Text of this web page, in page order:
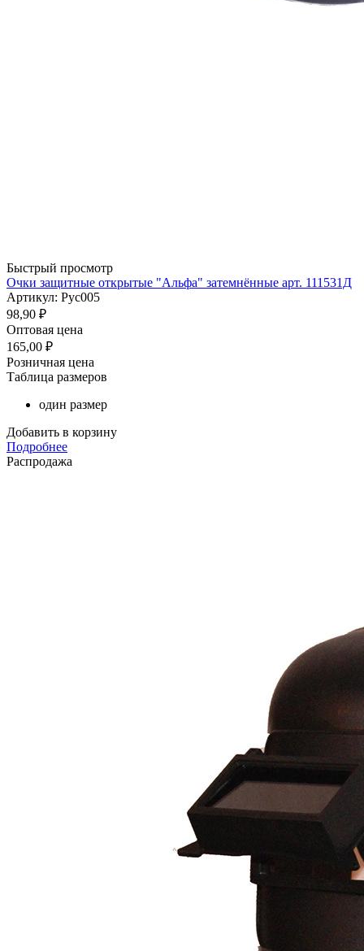
Быстрый просмотр
Очки защитные открытые "Альфа" затемнённые арт. 111531Д
Артикул: Рус005
98,90 ₽
Оптовая цена
165,00 ₽
Розничная цена
Таблица размеров
один размер
Добавить в корзину
Подробнее
Распродажа